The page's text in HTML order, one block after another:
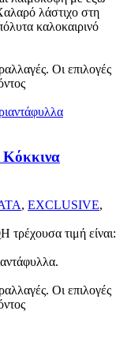
λάστιχο στη
καλοκαιρινό
Οι επιλογές
, EXCLUSIVE,
Η τρέχουσα τιμή είναι:
Οι επιλογές